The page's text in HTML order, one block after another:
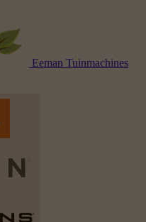
Eeman Tuinmachines